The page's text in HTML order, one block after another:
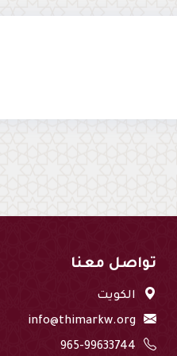
تواصل معنا
الكويت
info@thimarkw.org
965-99633744